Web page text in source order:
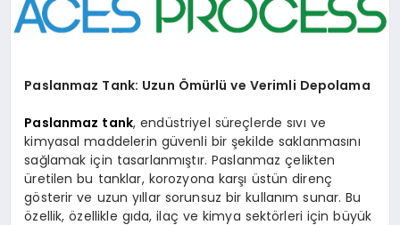
Paslanmaz Tank: Uzun Ömürlü ve Verimli Depolama
Paslanmaz tank, endüstriyel süreçlerde sıvı ve
kimyasal maddelerin güvenli bir şekilde saklanmasını
sağlamak için tasarlanmıştır. Paslanmaz çelikten
üretilen bu tanklar, korozyona karşı üstün direnç
gösterir ve uzun yıllar sorunsuz bir kullanım sunar. Bu
özellik, özellikle gıda, ilaç ve kimya sektörleri için büyük